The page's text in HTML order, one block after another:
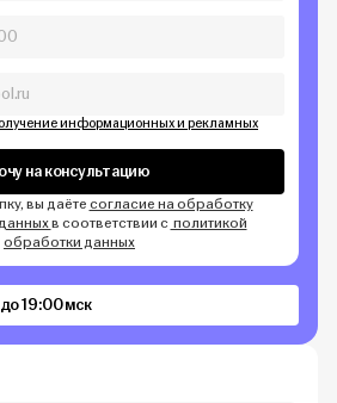
информационных и рекламных
на консультацию
вы даётесогласие на обработку
в соответствии с политикой
обработки данных
19:00 мск